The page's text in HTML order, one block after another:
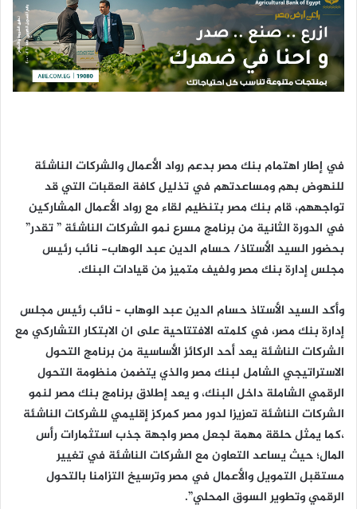
ن
ا
في إطار اهتمام بنك مصر بدعم رواد الأعمال والشركات الناشئة
للنهوض بهم ومساعدتهم في تذليل كافة العقبات التي قد
تواجههم، قام بنك مصر بتنظيم لقاء مع رواد الأعمال المشاركين
في الدورة الثانية من برنامج مسرع نمو الشركات الناشئة ” تقدر”
بحضور السيد الأستاذ/ حسام الدين عبد الوهاب- نائب رئيس
مجلس إدارة بنك مصر ولفيف متميز من قيادات البنك.
وأكد السيد الأستاذ حسام الدين عبد الوهاب – نائب رئيس مجلس
إدارة بنك مصر، في كلمته الافتتاحية على ان الابتكار التشاركي مع
الشركات الناشئة يعد أحد الركائز الأساسية من برنامج التحول
الاستراتيجي الشامل لبنك مصر والذي يتضمن منظومة التحول
الرقمي الشاملة داخل البنك، و يعد إطلاق برنامج بنك مصر لنمو
الشركات الناشئة تعزيزا لدور مصر كمركز إقليمي للشركات الناشئة
،كما يمثل حلقة مهمة لجعل مصر واجهة جذب استثمارات رأس
المال؛ حيث يساعد التعاون مع الشركات الناشئة في تغيير
مستقبل التمويل والأعمال في مصر وترسيخ التزامنا بالتحول
الرقمي وتطوير السوق المحلي”.